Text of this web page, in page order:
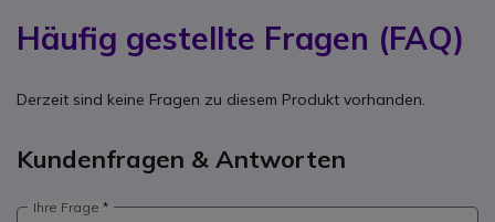
Häufig gestellte Fragen (FAQ)
Derzeit sind keine Fragen zu diesem Produkt vorhanden.
Kundenfragen & Antworten
Ihre Frage